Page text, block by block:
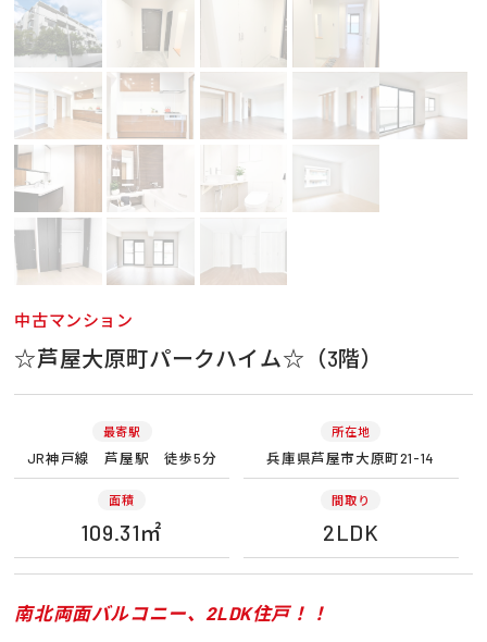
中古マンション
☆芦屋大原町パークハイム☆（3階）
最寄駅
JR神戸線 芦屋駅 徒歩5分
所在地
兵庫県芦屋市大原町21-14
面積
109.31㎡
間取り
2LDK
南北両面バルコニー、2LDK住戸！！